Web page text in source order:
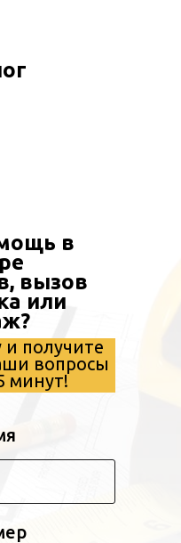
layers, shapes and
Everything
в
вызов
или
и получите
вопросы
минут!